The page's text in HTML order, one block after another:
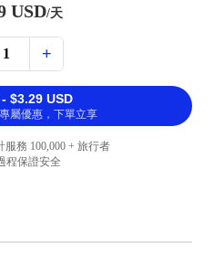
USD/天
1 +
$3.29 USD
屬優惠，下單立享
服務 100,000 + 旅行者
程保證安全